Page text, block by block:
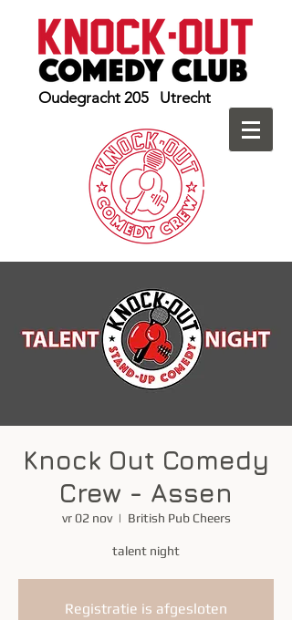
Oudegracht 205 Utrecht
Knock Out Comedy
Crew - Assen
vr 02 nov
  |
British Pub Cheers
talent night
Registratie is afgesloten